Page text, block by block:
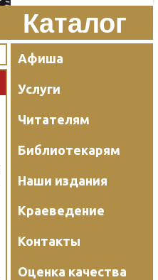
Каталог
Афиша
Услуги
Читателям
Библиотекарям
Наши издания
Краеведение
Контакты
Оценка качества